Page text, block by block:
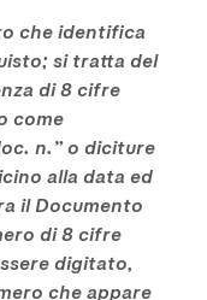
che identifica
si tratta del
di 8 cifre
come
n.” o diciture
alla data ed
il Documento
di 8 cifre
digitato,
che appare